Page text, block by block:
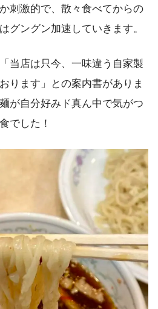
刺激的で、散々食べてからの
グングン加速していきます。
当店は只今、一味違う自家製
ります」との案内書がありま
が自分好みド真ん中で気がつ
でした！